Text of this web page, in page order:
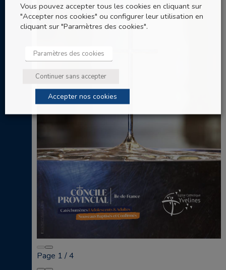
Page 1 /4
Vous pouvez accepter tous les cookies en cliquant sur
"Accepter nos cookies" ou configurer leur utilisation en
cliquant sur "Paramètres des cookies".
Paramètres des cookies
Continuer sans accepter
Accepter nos cookies